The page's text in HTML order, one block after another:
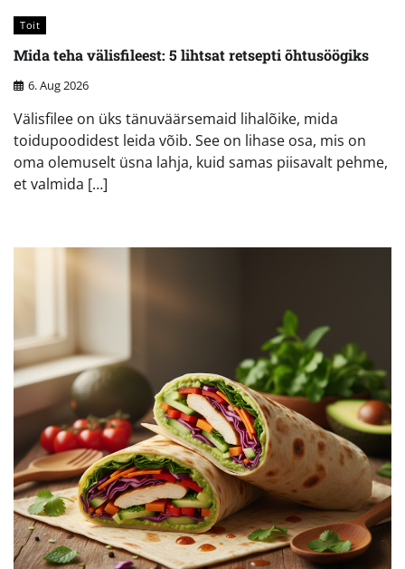
Toit
Mida teha välisfileest: 5 lihtsat retsepti õhtusöögiks
6. Aug 2026
Välisfilee on üks tänuväärsemaid lihalõike, mida
toidupoodidest leida võib. See on lihase osa, mis on
oma olemuselt üsna lahja, kuid samas piisavalt pehme,
et valmida […]